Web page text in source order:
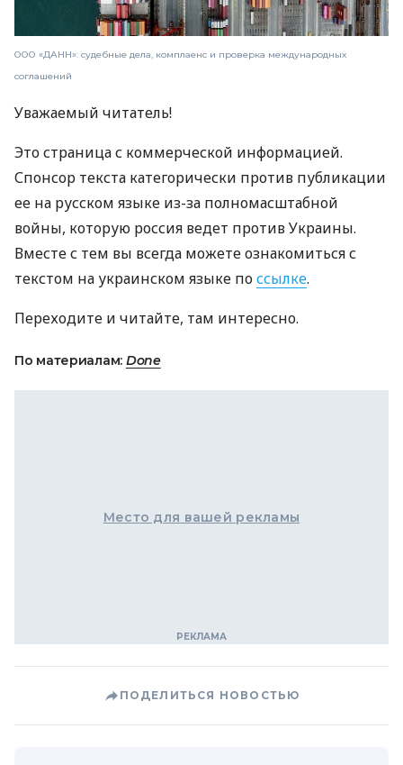
ООО «ДАНН»: судебные дела, комплаенс и проверка международных
соглашений
Уважаемый читатель!
Это страница с коммерческой информацией.
Спонсор текста категорически против публикации
ее на русском языке из-за полномасштабной
войны, которую россия ведет против Украины.
Вместе с тем вы всегда можете ознакомиться с
текстом на украинском языке поссылке.
Переходите и читайте, там интересно.
По материалам: Done
Место для вашей рекламы
ПОДЕЛИТЬСЯ НОВОСТЬЮ